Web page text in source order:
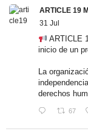
ARTICLE 19
31 Jul
ARTICLE
inicio de un
La
derechos
67